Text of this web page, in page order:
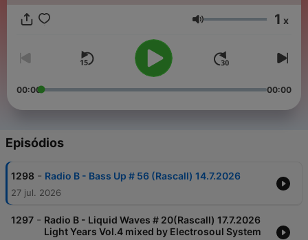
Volume 1 x
00:00 00:00
Episódios
1298 - Radio B - Bass Up # 56 (Rascall) 14.7.2026
27 jul. 2026
1297 - Radio B - Liquid Waves # 20(Rascall) 17.7.2026
Light Years Vol.4 mixed by Electrosoul System